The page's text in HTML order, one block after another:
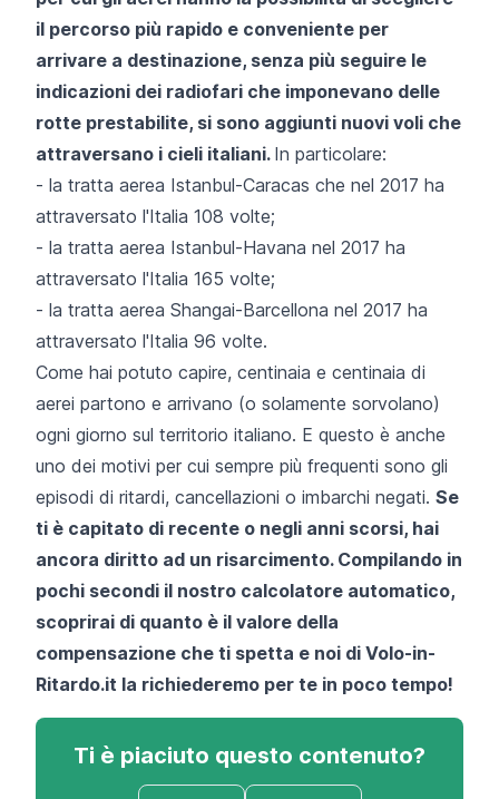
il percorso più rapido e conveniente per
arrivare a destinazione, senza più seguire le
indicazioni dei radiofari che imponevano delle
rotte prestabilite, si sono aggiunti nuovi voli che
attraversano i cieli italiani. In particolare:
- la tratta aerea Istanbul-Caracas che nel 2017 ha
attraversato l'Italia 108 volte;
- la tratta aerea Istanbul-Havana nel 2017 ha
attraversato l'Italia 165 volte;
- la tratta aerea Shangai-Barcellona nel 2017 ha
attraversato l'Italia 96 volte.
Come hai potuto capire, centinaia e centinaia di
aerei partono e arrivano (o solamente sorvolano)
ogni giorno sul territorio italiano. E questo è anche
uno dei motivi per cui sempre più frequenti sono gli
episodi di ritardi, cancellazioni o imbarchi negati. Se
ti è capitato di recente o negli anni scorsi, hai
ancora diritto ad un risarcimento. Compilando in
pochi secondi il nostro calcolatore automatico,
scoprirai di quanto è il valore della
compensazione che ti spetta e noi di Volo-in-
Ritardo.it la richiederemo per te in poco tempo!
Ti è piaciuto questo contenuto?